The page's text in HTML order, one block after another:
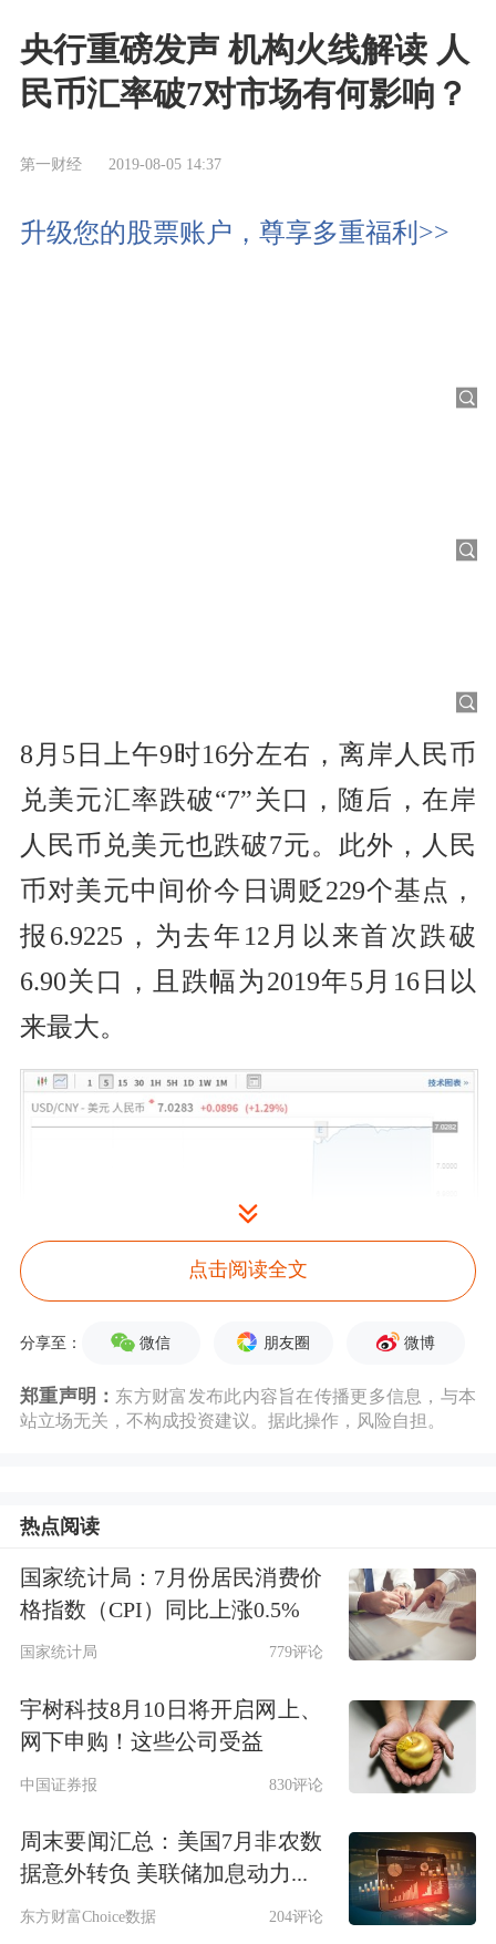
央行重磅发声 机构火线解读 人
民币汇率破7对市场有何影响？
第一财经 2019-08-05 14:37
升级您的股票账户，尊享多重福利>>
8月5日上午9时16分左右，离岸人民币
兑美元汇率跌破“7”关口，随后，在岸
人民币兑美元也跌破7元。此外，人民
币对美元中间价今日调贬229个基点，
报6.9225，为去年12月以来首次跌破
6.90关口，且跌幅为2019年5月16日以
来最大。
A股市场上相关概念股今日纷纷走强，
截至午间收盘，华纺股份 迪生力、恒
邦股份、伊戈尔 永冠新材5股已经涨
点击阅读全文
分享至： 微信 朋友圈 微博
郑重声明： 东方财富发布此内容旨在传播更多信息，与本
站立场无关，不构成投资建议。据此操作，风险自担。
热点阅读
国家统计局：7月份居民消费价
格指数（CPI）同比上涨0.5%
国家统计局 779评论
宇树科技8月10日将开启网上、
网下申购！这些公司受益
中国证券报 830评论
周末要闻汇总：美国7月非农数
据意外转负 美联储加息动力...
东方财富Choice数据 204评论